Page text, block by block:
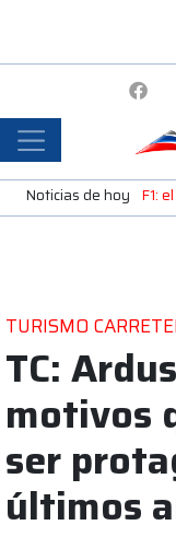
Noticias de hoy F1:
TURISMO
TC:
motivos
ser
últimos